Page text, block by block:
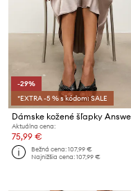
-29%
*EXTRA -5 % s kódom: SALE
Aktuálna cena:
75,99 €
Bežná cena:107,99 €
Najnižšia cena:107,99 €